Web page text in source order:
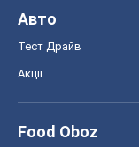
Авто
Тест Драйв
Акції
Food Oboz